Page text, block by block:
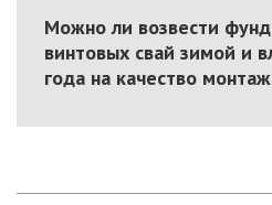
Можно ли возвести
винтовых свай зимой и
года на качество